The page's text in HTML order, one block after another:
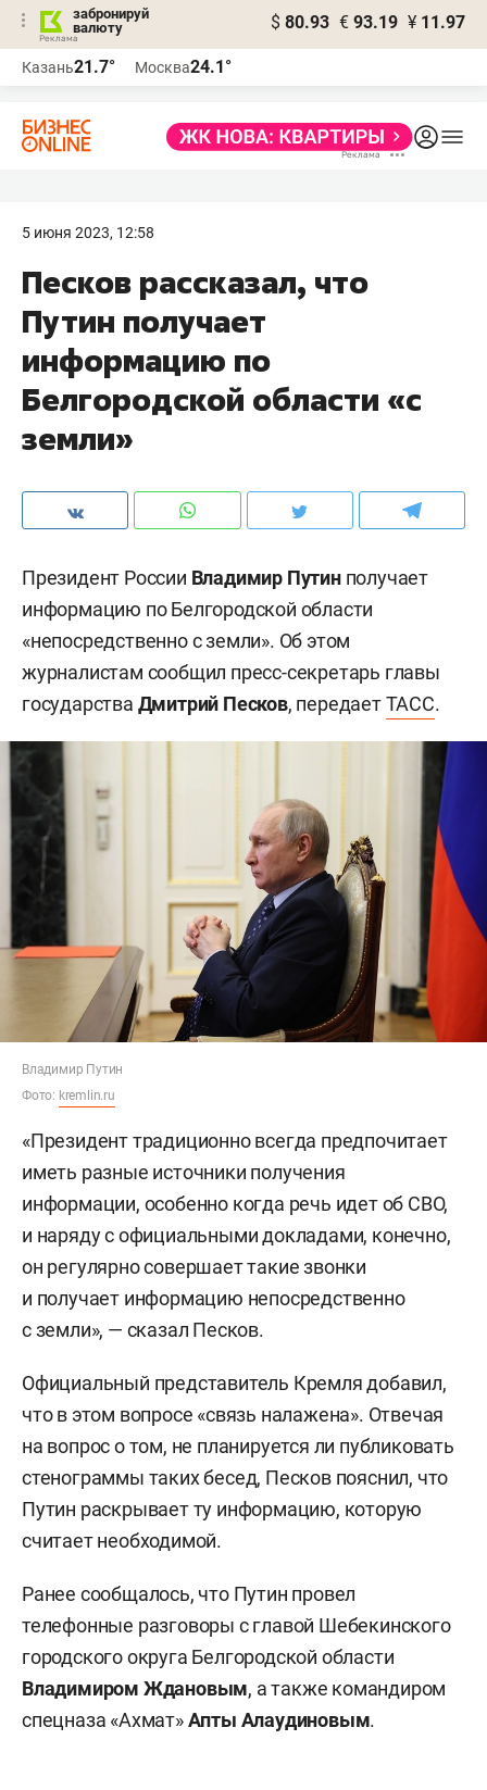
забронируй
валюту
$ 80.93 € 93.19 ¥ 11.97
Казань21.7° Москва24.1°
5 июня 2023, 12:58
Песков рассказал, что
Путин получает
информацию по
Белгородской области «с
земли»
Президент России Владимир Путин получает
информацию по Белгородской области
«непосредственно с земли». Об этом
журналистам сообщил пресс-секретарь главы
государства Дмитрий Песков, передаетТАСС.
Владимир Путин
Фото: kremlin.ru
«Президент традиционно всегда предпочитает
иметь разные источники получения
информации, особенно когда речь идет об СВО,
и наряду с официальными докладами, конечно,
он регулярно совершает такие звонки
и получает информацию непосредственно
с земли», — сказал Песков.
Официальный представитель Кремля добавил,
что в этом вопросе «связь налажена». Отвечая
на вопрос о том, не планируется ли публиковать
стенограммы таких бесед, Песков пояснил, что
Путин раскрывает ту информацию, которую
считает необходимой.
Ранее сообщалось, что Путин провел
телефонные разговоры с главой Шебекинского
городского округа Белгородской области
Владимиром Ждановым, а также командиром
спецназа «Ахмат»Апты Алаудиновым.